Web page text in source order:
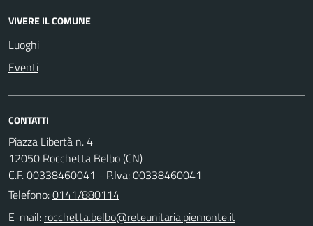
VIVERE IL COMUNE
Luoghi
Eventi
CONTATTI
Piazza Libertà n. 4
12050 Rocchetta Belbo (CN)
C.F. 00338460041 - P.Iva: 00338460041
Telefono:0141/880114
E-mail: